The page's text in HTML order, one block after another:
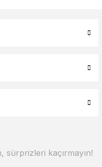
sürprizleri kaçırmayın!